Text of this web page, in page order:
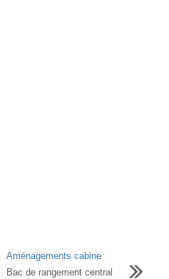
Aménagements cabine
Bac de rangement central